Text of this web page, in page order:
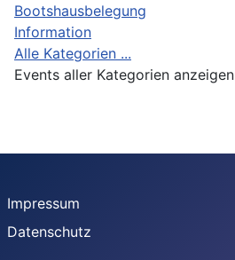
Bootshausbelegung
Information
Alle Kategorien ...
Events aller Kategorien anzeigen
Impressum
Datenschutz